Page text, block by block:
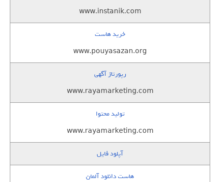
www.instanik.com
خرید هاست
www.pouyasazan.org
رپورتاژ آگهی
www.rayamarketing.com
تولید محتوا
www.rayamarketing.com
آپلود فایل
هاست دانلود آلمان